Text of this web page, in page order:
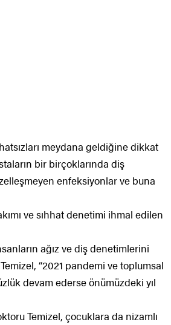
meydana geldiğine dikkat
bir birçoklarında diş
enfeksiyonlar ve buna
ve sıhhat denetimi ihmal edilen
ağız ve diş denetimlerini
“2021 pandemi ve toplumsal
devam ederse önümüzdeki yıl
Temizel, çocuklara da nizamlı